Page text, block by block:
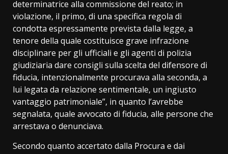
determinatrice alla commissione del reato; in
violazione, il primo, di una specifica regola di
condotta espressamente prevista dalla legge, a
tenore della quale costituisce grave infrazione
disciplinare per gli ufficiali e gli agenti di polizia
giudiziaria dare consigli sulla scelta del difensore di
fiducia, intenzionalmente procurava alla seconda, a
lui legata da relazione sentimentale, un ingiusto
vantaggio patrimoniale”, in quanto l’avrebbe
segnalata, quale avvocato di fiducia, alle persone che
arrestava o denunciava.
Secondo quanto accertato dalla Procura e dai